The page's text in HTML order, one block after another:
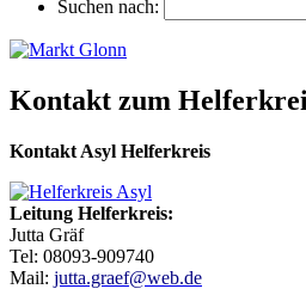
Suchen nach:
Kontakt zum
Kontakt Asyl Helferkreis
Leitung Helferkreis:
Jutta Gräf
Tel: 08093-909740
Mail: jutta.graef@web.de